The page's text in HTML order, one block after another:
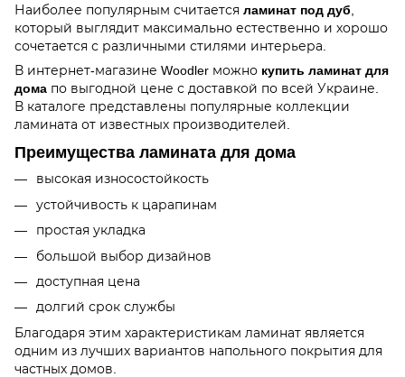
Наиболее популярным считается ламинат под дуб
который выглядит максимально естественно и хорошо
сочетается с различными стилями интерьера.
В интернет-магазине Woodler можно купить ламинат для
дома по выгодной цене с доставкой по всей Украине.
В каталоге представлены популярные коллекции
ламината от известных производителей.
Преимущества ламината для дома
высокая износостойкость
устойчивость к царапинам
простая укладка
большой выбор дизайнов
доступная цена
долгий срок службы
Благодаря этим характеристикам ламинат является
одним из лучших вариантов напольного покрытия для
частных домов.